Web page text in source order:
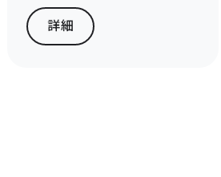
詳細